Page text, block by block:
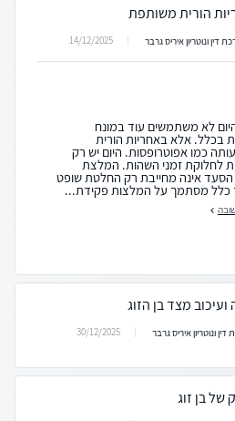
הורית משותפת
דין ונוטריון איריס גרבר 14/12/2025
לא משתמשים עוד במונח
בכלל. אלא באחריות הורית
כמו אפוטרופסות. היום יש רק
לחלוקת זמני השהות. המלצת
אינה מחייבת רק החלטת שופט
כלל מסתמך על המלצות פקידת...
מצד בן הזוג
דין ונוטריון איריס גרבר 30/12/2025
בן זוג